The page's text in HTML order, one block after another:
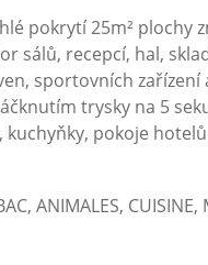
pokrytí 25m² plochy
sálů, recepcí, hal,
sportovních zařízení
trysky na 5
pokoje
ANIMALES, CUISINE,